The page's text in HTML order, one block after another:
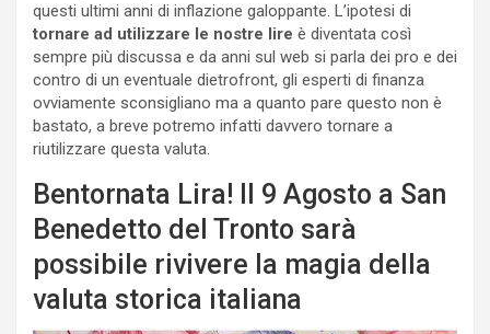
questi ultimi anni di inflazione galoppante. L’ipotesi di
tornare ad utilizzare le nostre lire è diventata così
sempre più discussa e da anni sul web si parla dei pro e dei
contro di un eventuale dietrofront, gli esperti di finanza
ovviamente sconsigliano ma a quanto pare questo non è
bastato, a breve potremo infatti davvero tornare a
riutilizzare questa valuta.
Bentornata Lira! Il 9 Agosto a San
Benedetto del Tronto sarà
possibile rivivere la magia della
valuta storica italiana